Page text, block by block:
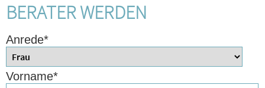
BERATER WERDEN
Anrede*
Vorname*